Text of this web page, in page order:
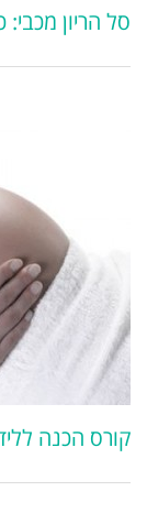
סל הריון
קורס הכנה